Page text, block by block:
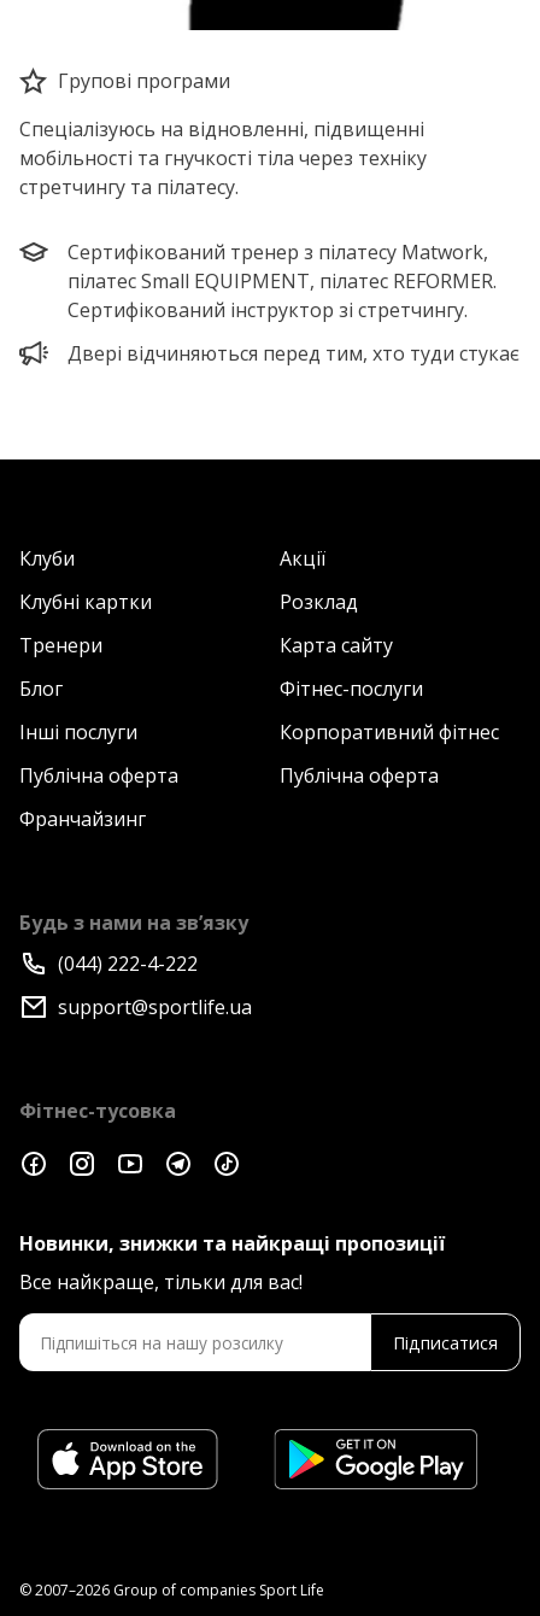
Групові програми
Спеціалізуюсь на відновленні, підвищенні
мобільності та гнучкості тіла через техніку
стретчингу та пілатесу.
Сертифікований тренер з пілатесу Matwork,
пілатес Small EQUIPMENT, пілатес REFORMER.
Сертифікований інструктор зі стретчингу.
Двері відчиняються перед тим, хто туди стукає
Клуби
Акції
Клубні картки
Розклад
Тренери
Карта сайту
Блог
Фітнес-послуги
Інші послуги
Корпоративний фітнес
Публічна оферта
Публічна оферта
Франчайзинг
Будь з нами на зв’язку
(044) 222-4-222
support@sportlife.ua
Фітнес-тусовка
Новинки, знижки та найкращі пропозиції
Все найкраще, тільки для вас!
Підписатися
© 2007–2026 Group of companies Sport Life